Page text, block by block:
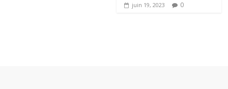
juin 19, 2023 0